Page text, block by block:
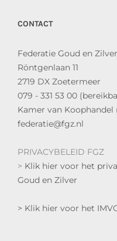
CONTACT
Federatie Goud en Zilver
Röntgenlaan 11
2719 DX Zoetermeer
079 - 331 53 00
Kamer van Koophandel
federatie@fgz.nl
PRIVACYBELEID FGZ
> Klik hier voor het
Goud en Zilver
> Klik hier voor het